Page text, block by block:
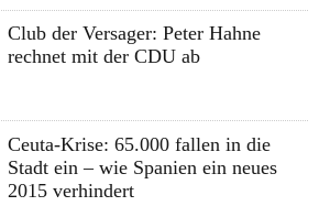
Club der Versager: Peter Hahne
rechnet mit der CDU ab
Ceuta-Krise: 65.000 fallen in die
Stadt ein – wie Spanien ein neues
2015 verhindert